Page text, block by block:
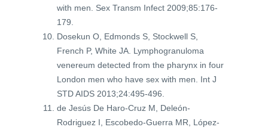
with men. Sex Transm Infect 2009;85:176-
179.
Dosekun O, Edmonds S, Stockwell S,
French P, White JA. Lymphogranuloma
venereum detected from the pharynx in four
London men who have sex with men. Int J
STD AIDS 2013;24:495-496.
de Jesús De Haro-Cruz M, Deleón-
Rodriguez I, Escobedo-Guerra MR, López-